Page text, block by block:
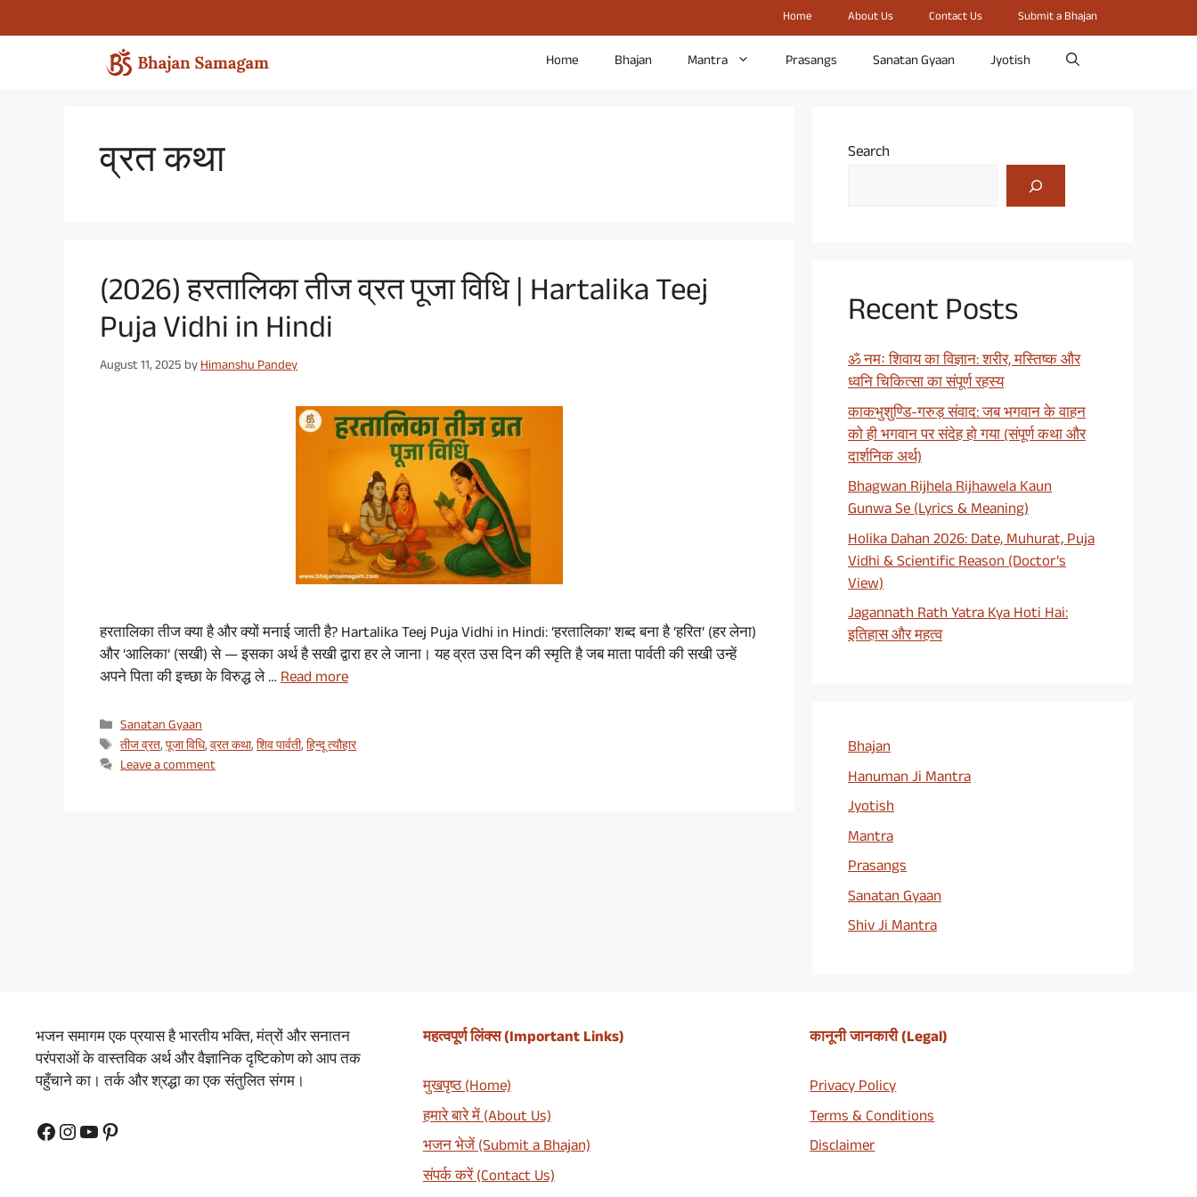
to
Home About Us Contact Us Submit a Bhajan
Home Bhajan Mantra Prasangs Sanatan Gyaan Jyotish
व्रत कथा
(2026) हरतालिका तीज व्रत पूजा विधि | Hartalika Teej
Puja Vidhi in Hindi
August 11, 2025 byHimanshu Pandey
हरतालिका तीज क्या है और क्यों मनाई जाती है? Hartalika Teej Puja Vidhi in Hindi: ‘हरतालिका’ शब्द बना है ‘हरित’ (हर लेना)
और ‘आलिका’ (सखी) से — इसका अर्थ है सखी द्वारा हर ले जाना। यह व्रत उस दिन की स्मृति है जब माता पार्वती की सखी उन्हें
अपने पिता की इच्छा के विरुद्ध ले …Read more
Categories
Sanatan Gyaan
Tags
तीज व्रत,पूजा विधि,व्रत कथा,शिव पार्वती,हिन्दू त्यौहार
Leave a comment
Search
Recent Posts
ॐ नमः शिवाय का विज्ञान: शरीर, मस्तिष्क और
ध्वनि चिकित्सा का संपूर्ण रहस्य
काकभुशुण्डि-गरुड़ संवाद: जब भगवान के वाहन
को ही भगवान पर संदेह हो गया (संपूर्ण कथा और
दार्शनिक अर्थ)
Bhagwan Rijhela Rijhawela Kaun
Gunwa Se (Lyrics & Meaning)
Holika Dahan 2026: Date, Muhurat, Puja
Vidhi & Scientific Reason (Doctor’s
View)
Jagannath Rath Yatra Kya Hoti Hai:
इतिहास और महत्व
Bhajan
Hanuman Ji Mantra
Jyotish
Mantra
Prasangs
Sanatan Gyaan
Shiv Ji Mantra
भजन समागम एक प्रयास है भारतीय भक्ति, मंत्रों और सनातन
परंपराओं के वास्तविक अर्थ और वैज्ञानिक दृष्टिकोण को आप तक
पहुँचाने का। तर्क और श्रद्धा का एक संतुलित संगम।
Facebook
Instagram
YouTube
Pinterest
महत्वपूर्ण लिंक्स (Important Links)
मुखपृष्ठ (Home)
हमारे बारे में (About Us)
भजन भेजें (Submit a Bhajan)
संपर्क करें (Contact Us)
कानूनी जानकारी (Legal)
Privacy Policy
Terms & Conditions
Disclaimer